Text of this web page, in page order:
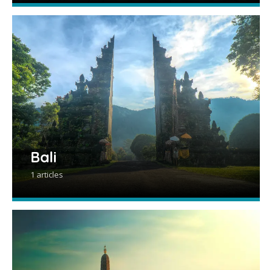
Bali
1 articles